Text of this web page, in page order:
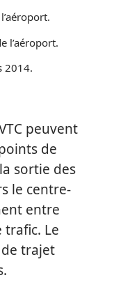
l’aéroport.
2014.
peuvent
de
sortie des
le centre-
entre
trafic. Le
trajet